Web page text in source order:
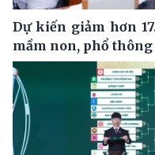
Dự kiến giảm hơn
mầm non, phổ